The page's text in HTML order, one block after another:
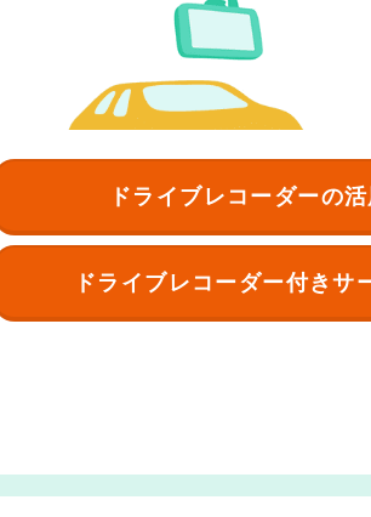
ドライブレコーダーの活
ドライブレコーダー付きサ